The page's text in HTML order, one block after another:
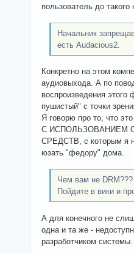
пользователь до
Начальник
есть Audacious2.
Конкретно на этом
аудиовыхода. А по
воспроизведения
пушистый" с точки
Я говорю про то, что
С ИСПОЛЬЗОВАНИЕМ
СРЕДСТВ, с которым я
юзать "федору" дома.
Чем вам не DRM???
Пойдите в вики и
А для конечного не
одна и та же -
разработчиком системы.